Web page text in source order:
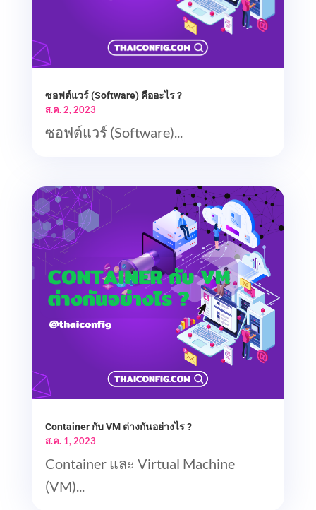
ซอฟต์แวร์ (Software) คืออะไร ?
ส.ค. 2, 2023
ซอฟต์แวร์ (Software)...
Container กับ VM ต่างกันอย่างไร ?
ส.ค. 1, 2023
Container และ Virtual Machine
(VM)...